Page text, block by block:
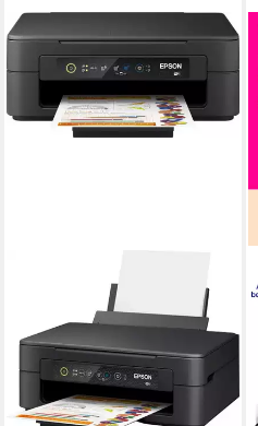
Expression Home XP-2205
MFP 27p
Multifunktionsdrucker
5760 x 1440 dpi Auflösung Farb Druck
1200 x 2400 dpi Auflösung Scan
Tintendruck Druckverfahren